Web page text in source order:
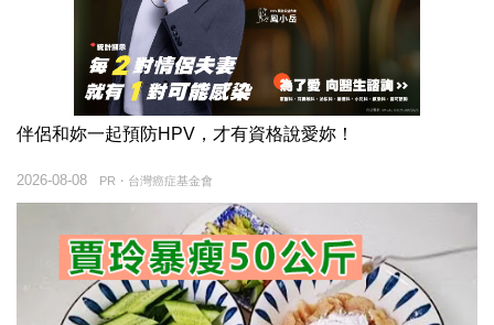
伴侶和妳一起預防HPV，才有資格說愛妳！
PR・台灣癌症基金會
2026-08-08